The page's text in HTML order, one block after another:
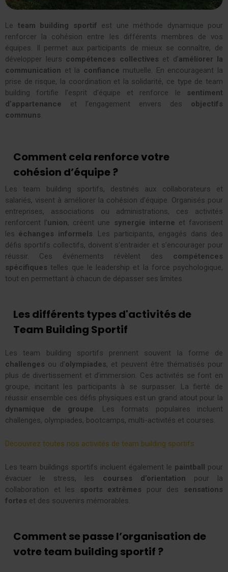
Le team building sportif est une méthode dynamique pour
renforcer la cohésion entre les différents membres de vos
équipes. Il permet aux participants de mieux se connaître, de
développer leurs compétences collectives et d’améliorer la
communication et la confiance mutuelle. En encourageant la
prise de risque, la coordination et la solidarité, ce type de team
building fortifie l’esprit d’équipe et renforce le
sentiment
d’appartenance et l’engagement envers des objectifs
communs.
Comment cela renforce votre
cohésion d’équipe ?
Les team building sportifs, destinés aux collaborateurs et
salariés, visent à améliorer la cohésion d’équipe. Organisés pour
entreprises, associations ou administrations, ces activités
renforcent l’union, créent une synergie interne et favorisent
les échanges informels. Les participants, engagés dans des
défis sportifs collectifs, doivent s’entraider et s’encourager pour
réussir. Ces événements révèlent des compétences
spécifiques telles que le leadership et la force psychologique,
tout en permettant à chacun de dépasser ses limites.
Les différents types d'activités de
Team Building Sportif
Les team building sportifs prennent souvent la forme de
challenges ou d’olympiades, et peuvent être thématisés pour
plus de divertissement et d’immersion. Ces activités se font en
groupe, incitant les participants à se surpasser. La fierté de
réussir ensemble ces défis physiques est un grand atout pour la
dynamique de groupe. Les formats populaires incluent
challenges, olympiades, bootcamps, multi-activités et courses.
Découvrez toutes nos activités de team building sportifs
Les team buildings sportifs incluent également le paintball pour
évacuer le stress, les courses d’orientation pour la
collaboration et les
sports extrêmes pour des
sensations
fortes et des souvenirs mémorables.
Comment se passe l’organisation de
votre team building sportif ?